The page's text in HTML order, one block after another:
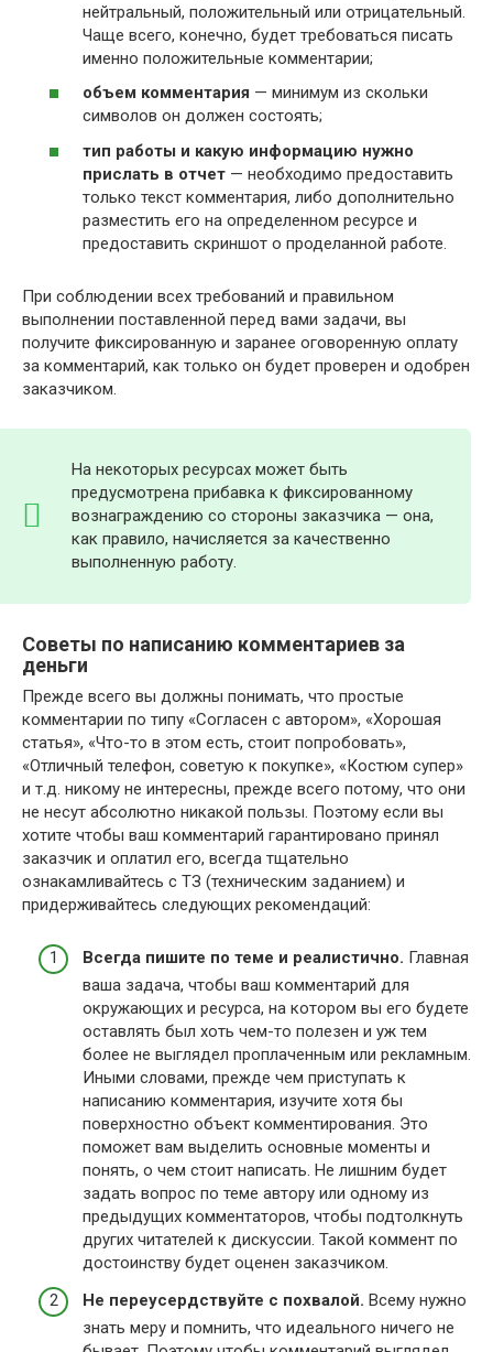
нейтральный, положительный или отрицательный.
Чаще всего, конечно, будет требоваться писать
именно положительные комментарии;
объем комментария — минимум из скольки
символов он должен состоять;
тип работы и какую информацию нужно
прислать в отчет — необходимо предоставить
только текст комментария, либо дополнительно
разместить его на определенном ресурсе и
предоставить скриншот о проделанной работе.
При соблюдении всех требований и правильном
выполнении поставленной перед вами задачи, вы
получите фиксированную и заранее оговоренную оплату
за комментарий, как только он будет проверен и одобрен
заказчиком.
На некоторых ресурсах может быть
предусмотрена прибавка к фиксированному
вознаграждению со стороны заказчика — она,
как правило, начисляется за качественно
выполненную работу.
Советы по написанию комментариев за
деньги
Прежде всего вы должны понимать, что простые
комментарии по типу «Согласен с автором», «Хорошая
статья», «Что-то в этом есть, стоит попробовать»,
«Отличный телефон, советую к покупке», «Костюм супер»
и т.д. никому не интересны, прежде всего потому, что они
не несут абсолютно никакой пользы. Поэтому если вы
хотите чтобы ваш комментарий гарантировано принял
заказчик и оплатил его, всегда тщательно
ознакамливайтесь с ТЗ (техническим заданием) и
придерживайтесь следующих рекомендаций:
Всегда пишите по теме и реалистично. Главная
ваша задача, чтобы ваш комментарий для
окружающих и ресурса, на котором вы его будете
оставлять был хоть чем-то полезен и уж тем
более не выглядел проплаченным или рекламным.
Иными словами, прежде чем приступать к
написанию комментария, изучите хотя бы
поверхностно объект комментирования. Это
поможет вам выделить основные моменты и
понять, о чем стоит написать. Не лишним будет
задать вопрос по теме автору или одному из
предыдущих комментаторов, чтобы подтолкнуть
других читателей к дискуссии. Такой коммент по
достоинству будет оценен заказчиком.
Не переусердствуйте с похвалой. Всему нужно
знать меру и помнить, что идеального ничего не